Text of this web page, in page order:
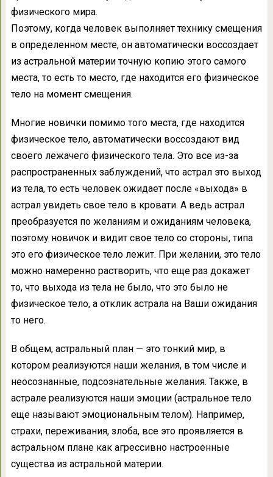
физического мира.
Поэтому, когда человек выполняет технику смещения
в определенном месте, он автоматически воссоздает
из астральной материи точную копию этого самого
места, то есть то место, где находится его физическое
тело на момент смещения.
Многие новички помимо того места, где находится
физическое тело, автоматически воссоздают вид
своего лежачего физического тела. Это все из-за
распространенных заблуждений, что астрал это выход
из тела, то есть человек ожидает после «выхода» в
астрал увидеть свое тело в кровати. А ведь астрал
преобразуется по желаниям и ожиданиям человека,
поэтому новичок и видит свое тело со стороны, типа
это его физическое тело лежит. При желании, это тело
можно намеренно растворить, что еще раз докажет
то, что выхода из тела не было, что это было не
физическое тело, а отклик астрала на Ваши ожидания
то него.
В общем, астральный план — это тонкий мир, в
котором реализуются наши желания, в том числе и
неосознанные, подсознательные желания. Также, в
астрале реализуются наши эмоции (астральное тело
еще называют эмоциональным телом). Например,
страхи, переживания, злоба, все это проявляется в
астральном плане как агрессивно настроенные
существа из астральной материи.